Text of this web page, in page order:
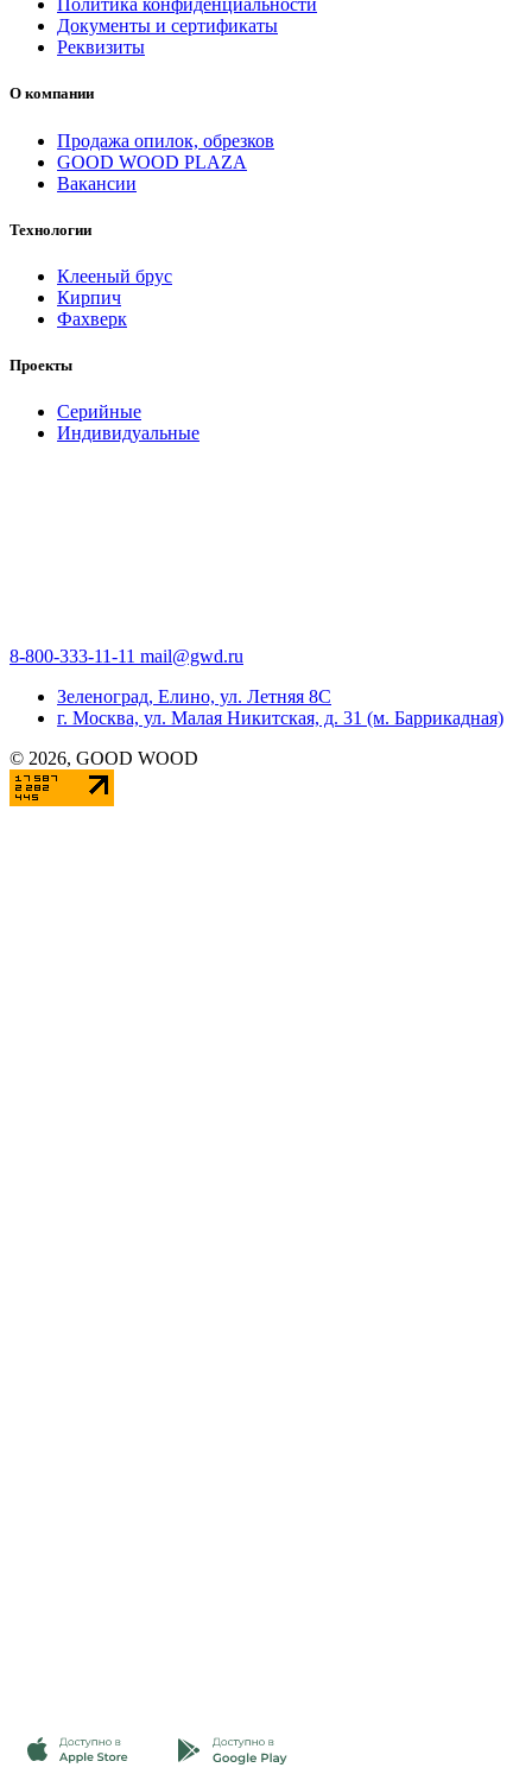
Политика конфиденциальности
Документы и сертификаты
Реквизиты
О компании
Продажа опилок, обрезков
GOOD WOOD PLAZA
Вакансии
Технологии
Клееный брус
Кирпич
Фахверк
Проекты
Серийные
Индивидуальные
8-800-333-11-11 mail@gwd.ru
Зеленоград, Елино, ул. Летняя 8С
г. Москва, ул. Малая Никитская, д. 31 (м. Баррикадная)
© 2026, GOOD WOOD